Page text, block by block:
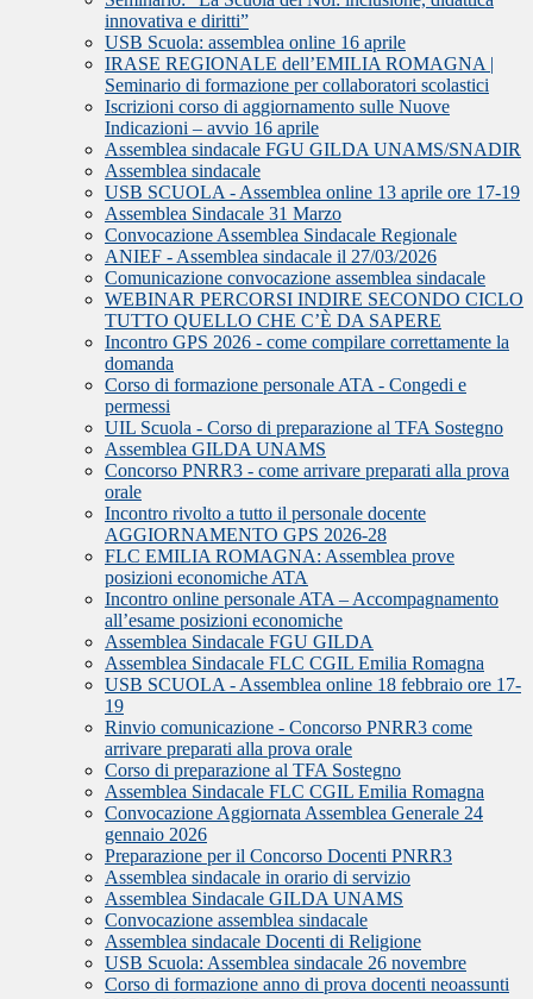
innovativa e diritti”
USB Scuola: assemblea online 16 aprile
IRASE REGIONALE dell’EMILIA ROMAGNA |
Seminario di formazione per collaboratori scolastici
Iscrizioni corso di aggiornamento sulle Nuove
Indicazioni – avvio 16 aprile
Assemblea sindacale FGU GILDA UNAMS/SNADIR
Assemblea sindacale
USB SCUOLA - Assemblea online 13 aprile ore 17-19
Assemblea Sindacale 31 Marzo
Convocazione Assemblea Sindacale Regionale
ANIEF - Assemblea sindacale il 27/03/2026
Comunicazione convocazione assemblea sindacale
WEBINAR PERCORSI INDIRE SECONDO CICLO
TUTTO QUELLO CHE C’È DA SAPERE
Incontro GPS 2026 - come compilare correttamente la
domanda
Corso di formazione personale ATA - Congedi e
permessi
UIL Scuola - Corso di preparazione al TFA Sostegno
Assemblea GILDA UNAMS
Concorso PNRR3 - come arrivare preparati alla prova
orale
Incontro rivolto a tutto il personale docente
AGGIORNAMENTO GPS 2026-28
FLC EMILIA ROMAGNA: Assemblea prove
posizioni economiche ATA
Incontro online personale ATA – Accompagnamento
all’esame posizioni economiche
Assemblea Sindacale FGU GILDA
Assemblea Sindacale FLC CGIL Emilia Romagna
USB SCUOLA - Assemblea online 18 febbraio ore 17-
19
Rinvio comunicazione - Concorso PNRR3 come
arrivare preparati alla prova orale
Corso di preparazione al TFA Sostegno
Assemblea Sindacale FLC CGIL Emilia Romagna
Convocazione Aggiornata Assemblea Generale 24
gennaio 2026
Preparazione per il Concorso Docenti PNRR3
Assemblea sindacale in orario di servizio
Assemblea Sindacale GILDA UNAMS
Convocazione assemblea sindacale
Assemblea sindacale Docenti di Religione
USB Scuola: Assemblea sindacale 26 novembre
Corso di formazione anno di prova docenti neoassunti